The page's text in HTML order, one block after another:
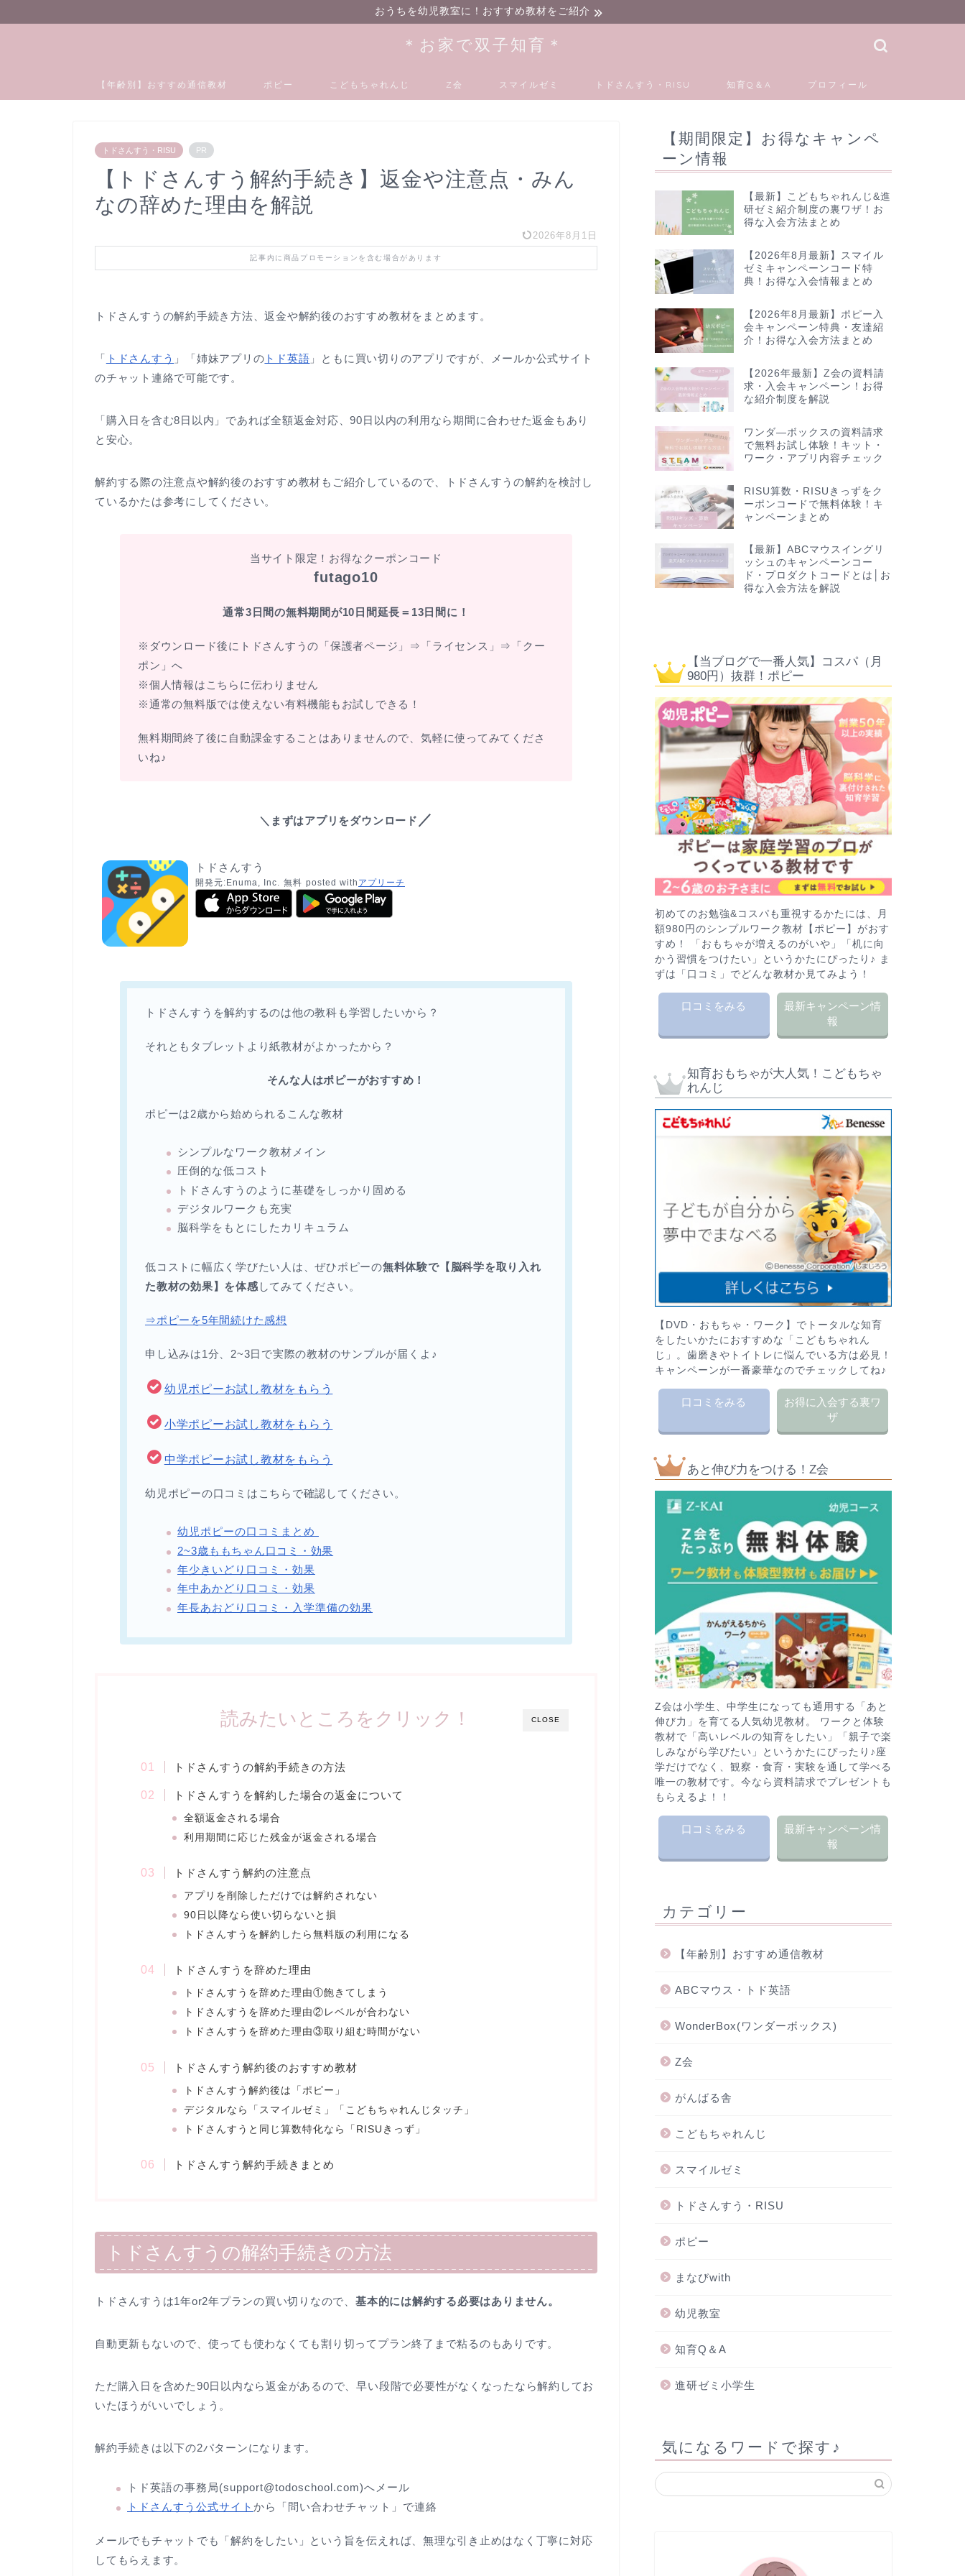
おうちを幼児教室に！おすすめ教材をご紹介
＊お家で双子知育＊
【年齢別】おすすめ通信教材 ポピー こどもちゃれんじ Z会 スマイルゼミ トドさんすう・RISU 知育Q＆A プロフィール
トドさんすう・RISU PR
【トドさんすう解約手続き】返金や注意点・みん
なの辞めた理由を解説
2026年8月1日
記事内に商品プロモーションを含む場合があります
トドさんすうの解約手続き方法、返金や解約後のおすすめ教材をまとめます。
「 トドさんすう 」「姉妹アプリの トド英語 」ともに買い切りのアプリですが、メールか公式サイト
のチャット連絡で可能です。
「購入日を含む8日以内」であれば全額返金対応、90日以内の利用なら期間に合わせた返金もあり
と安心。
解約する際の注意点や解約後のおすすめ教材もご紹介しているので、トドさんすうの解約を検討し
ているかたは参考にしてください。
当サイト限定！お得なクーポンコード
futago10
通常3日間の無料期間が10日間延長＝13日間に！
※ダウンロード後にトドさんすうの「保護者ページ」⇒「ライセンス」⇒「クー
ポン」へ
※個人情報はこちらに伝わりません
※通常の無料版では使えない有料機能もお試しできる！
無料期間終了後に自動課金することはありませんので、気軽に使ってみてくださ
いね♪
＼まずはアプリをダウンロード ／
トドさんすう
開発元: Enuma, Inc. 無料 posted with アプリーチ
トドさんすうを解約するのは他の教科も学習したいから？
それともタブレットより紙教材がよかったから？
そんな人はポピーがおすすめ！
ポピーは2歳から始められるこんな教材
シンプルなワーク教材メイン
圧倒的な低コスト
トドさんすうのように基礎をしっかり固める
デジタルワークも充実
脳科学をもとにしたカリキュラム
低コストに幅広く学びたい人は、ぜひポピーの無料体験で【脳科学を取り入れ
た教材の効果】を体感 してみてください。
⇒ポピーを5年間続けた感想
申し込みは1分、2~3日で実際の教材のサンプルが届くよ♪
幼児ポピーお試し教材をもらう
小学ポピーお試し教材をもらう
中学ポピーお試し教材をもらう
幼児ポピーの口コミはこちらで確認してください。
幼児ポピーの口コミまとめ
2~3歳ももちゃん口コミ・効果
年少きいどり口コミ・効果
年中あかどり口コミ・効果
年長あおどり口コミ・入学準備の効果
CLOSE
読みたいところをクリック！
トドさんすうの解約手続きの方法
トドさんすうを解約した場合の返金について
全額返金される場合
利用期間に応じた残金が返金される場合
トドさんすう解約の注意点
アプリを削除しただけでは解約されない
90日以降なら使い切らないと損
トドさんすうを解約したら無料版の利用になる
トドさんすうを辞めた理由
トドさんすうを辞めた理由①飽きてしまう
トドさんすうを辞めた理由②レベルが合わない
トドさんすうを辞めた理由③取り組む時間がない
トドさんすう解約後のおすすめ教材
トドさんすう解約後は「ポピー」
デジタルなら「スマイルゼミ」「こどもちゃれんじタッチ」
トドさんすうと同じ算数特化なら「RISUきっず」
トドさんすう解約手続きまとめ
トドさんすうの解約手続きの方法
トドさんすうは1年or2年プランの買い切りなので、 基本的には解約する必要はありません。
自動更新もないので、使っても使わなくても割り切ってプラン終了まで粘るのもありです。
ただ購入日を含めた90日以内なら返金があるので、早い段階で必要性がなくなったなら解約してお
いたほうがいいでしょう。
解約手続きは以下の2パターンになります。
トド英語の事務局(support@todoschool.com)へメール
トドさんすう公式サイト から「問い合わせチャット」で連絡
メールでもチャットでも「解約をしたい」という旨を伝えれば、無理な引き止めはなく丁寧に対応
してもらえます。
【期間限定】お得なキャンペ
ーン情報
【最新】こどもちゃれんじ&進
研ゼミ紹介制度の裏ワザ！お
得な入会方法まとめ
【2026年8月最新】スマイル
ゼミキャンペーンコード特
典！お得な入会情報まとめ
【2026年8月最新】ポピー入
会キャンペーン特典・友達紹
介！お得な入会方法まとめ
【2026年最新】Z会の資料請
求・入会キャンペーン！お得
な紹介制度を解説
ワンダ―ボックスの資料請求
で無料お試し体験！キット・
ワーク・アプリ内容チェック
RISU算数・RISUきっずをク
ーポンコードで無料体験！キ
ャンペーンまとめ
【最新】ABCマウスイングリ
ッシュのキャンペーンコー
ド・プロダクトコードとは│お
得な入会方法を解説
【当ブログで一番人気】コスパ（月
980円）抜群！ポピー
初めてのお勉強&コスパも重視するかたには、月
額980円のシンプルワーク教材【ポピー】がおす
すめ！ 「おもちゃが増えるのがいや」「机に向
かう習慣をつけたい」というかたにぴったり♪ ま
ずは「口コミ」でどんな教材か見てみよう！
口コミをみる
最新キャンペーン情
報
知育おもちゃが大人気！こどもちゃ
れんじ
【DVD・おもちゃ・ワーク】でトータルな知育
をしたいかたにおすすめな「こどもちゃれん
じ」。歯磨きやトイトレに悩んでいる方は必見！
キャンペーンが一番豪華なのでチェックしてね♪
口コミをみる
お得に入会する裏ワ
ザ
あと伸び力をつける！Z会
Z会は小学生、中学生になっても通用する「あと
伸び力」を育てる人気幼児教材。 ワークと体験
教材で「高いレベルの知育をしたい」「親子で楽
しみながら学びたい」というかたにぴったり♪座
学だけでなく、観察・食育・実験を通して学べる
唯一の教材です。今なら資料請求でプレゼントも
もらえるよ！！
口コミをみる
最新キャンペーン情
報
カテゴリー
【年齢別】おすすめ通信教材
ABCマウス・トド英語
WonderBox(ワンダーボックス)
Z会
がんばる舎
こどもちゃれんじ
スマイルゼミ
トドさんすう・RISU
ポピー
まなびwith
幼児教室
知育Q＆A
進研ゼミ小学生
気になるワードで探す♪